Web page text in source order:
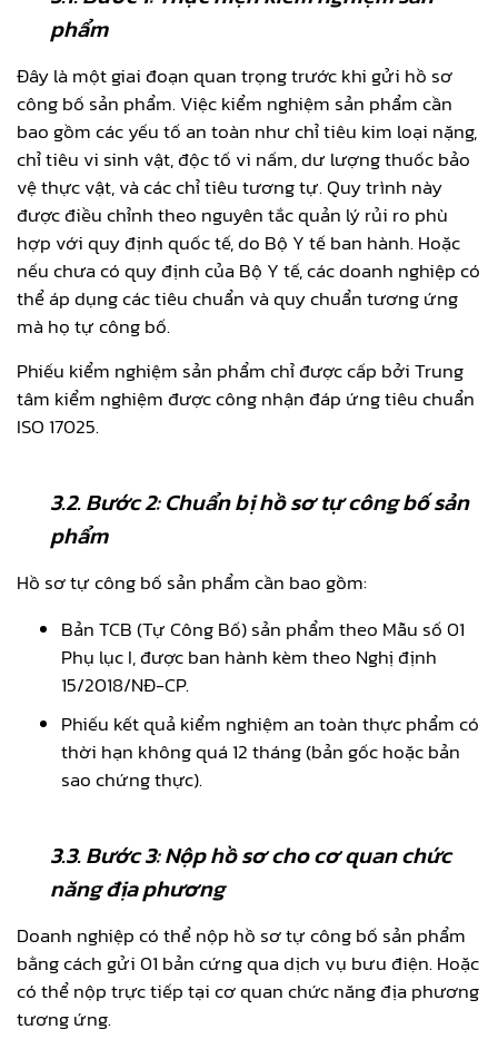
phẩm
Đây là một giai đoạn quan trọng trước khi gửi hồ sơ
công bố sản phẩm. Việc kiểm nghiệm sản phẩm cần
bao gồm các yếu tố an toàn như chỉ tiêu kim loại nặng,
chỉ tiêu vi sinh vật, độc tố vi nấm, dư lượng thuốc bảo
vệ thực vật, và các chỉ tiêu tương tự. Quy trình này
được điều chỉnh theo nguyên tắc quản lý rủi ro phù
hợp với quy định quốc tế, do Bộ Y tế ban hành. Hoặc
nếu chưa có quy định của Bộ Y tế, các doanh nghiệp có
thể áp dụng các tiêu chuẩn và quy chuẩn tương ứng
mà họ tự công bố.
Phiếu kiểm nghiệm sản phẩm chỉ được cấp bởi Trung
tâm kiểm nghiệm được công nhận đáp ứng tiêu chuẩn
ISO 17025.
3.2.Bước 2: Chuẩn bị hồ sơ tự công bố sản
phẩm
Hồ sơ tự công bố sản phẩm cần bao gồm:
Bản TCB (Tự Công Bố) sản phẩm theo Mẫu số 01
Phụ lục I, được ban hành kèm theo Nghị định
15/2018/NĐ-CP.
Phiếu kết quả kiểm nghiệm an toàn thực phẩm có
thời hạn không quá 12 tháng (bản gốc hoặc bản
sao chứng thực).
3.3.Bước 3: Nộp hồ sơ cho cơ quan chức
năng địa phương
Doanh nghiệp có thể nộp hồ sơ tự công bố sản phẩm
bằng cách gửi 01 bản cứng qua dịch vụ bưu điện. Hoặc
có thể nộp trực tiếp tại cơ quan chức năng địa phương
tương ứng.